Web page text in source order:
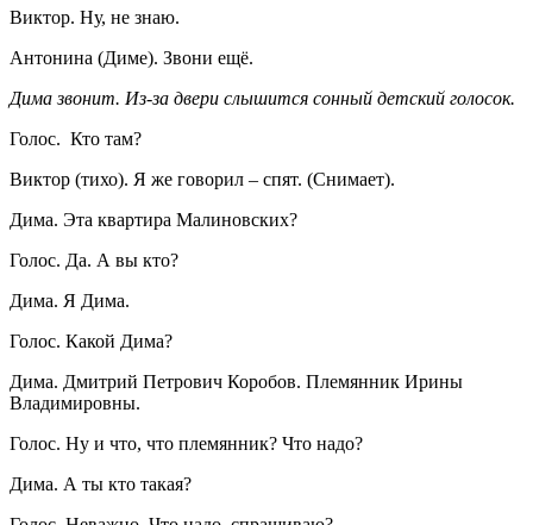
Виктор. Ну, не знаю.
Антонина (Диме). Звони ещё.
Дима звонит. Из-за двери слышится сонный детский голосок.
Голос. Кто там?
Виктор (тихо). Я же говорил – спят. (Снимает).
Дима. Эта квартира Малиновских?
Голос. Да. А вы кто?
Дима. Я Дима.
Голос. Какой Дима?
Дима. Дмитрий Петрович Коробов. Племянник Ирины
Владимировны.
Голос. Ну и что, что племянник? Что надо?
Дима. А ты кто такая?